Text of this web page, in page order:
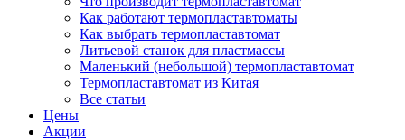
Как работают термопластавтоматы
Как выбрать термопластавтомат
Литьевой станок для пластмассы
Маленький (небольшой) термопластавтомат
Термопластавтомат из Китая
Все статьи
Цены
Акции